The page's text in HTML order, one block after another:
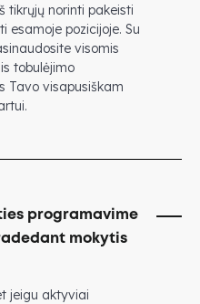
tikrųjų norinti pakeisti
esamoje pozicijoje. Su
visomis
tobulėjimo
Tavo visapusiškam
programavime
mokytis
jeigu aktyviai